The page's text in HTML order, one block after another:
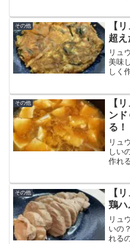
をま
てて
い！
その他
【
超え
リュ
美味
しく
てい
て箸
その他
【
ン
る！
リュ
しい
作れ
す。
にな
その他
【
鶏ハ
リュ
いの
れる